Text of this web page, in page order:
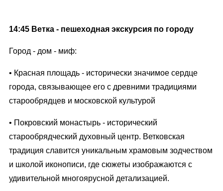
14:45 Ветка - пешеходная экскурсия по городу
Город - дом - миф:
• Красная площадь - исторически значимое сердце
города, связывающее его с древними традициями
старообрядцев и московской культурой
• Покровский монастырь - исторический
старообрядческий духовный центр. Ветковская
традиция славится уникальным храмовым зодчеством
и школой иконописи, где сюжеты изображаются с
удивительной многоярусной детализацией.